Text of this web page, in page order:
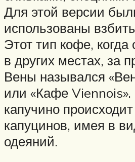
Для этой версии
использованы
Этот тип кофе,
в других местах, за
Вены назывался
или «Кафе Viennois».
капучино
капуцинов, имея в
одеяний.